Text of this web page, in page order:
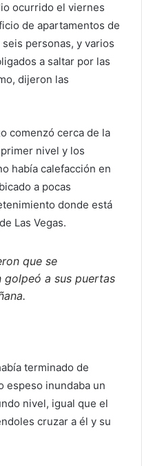
ocurrido el viernes
de apartamentos de
personas, y varios
a saltar por las
dijeron las
comenzó cerca de la
nivel y los
había calefacción en
a pocas
donde está
Las Vegas.
que se
golpeó a sus puertas
terminado de
espeso inundaba un
nivel, igual que el
cruzar a él y su